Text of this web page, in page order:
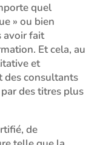
quel
» ou bien
avoir fait
Et cela, au
et
des consultants
des titres plus
de